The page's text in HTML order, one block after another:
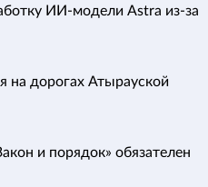
ИИ-модели Astra из-за
на дорогах Атырауской
и порядок» обязателен